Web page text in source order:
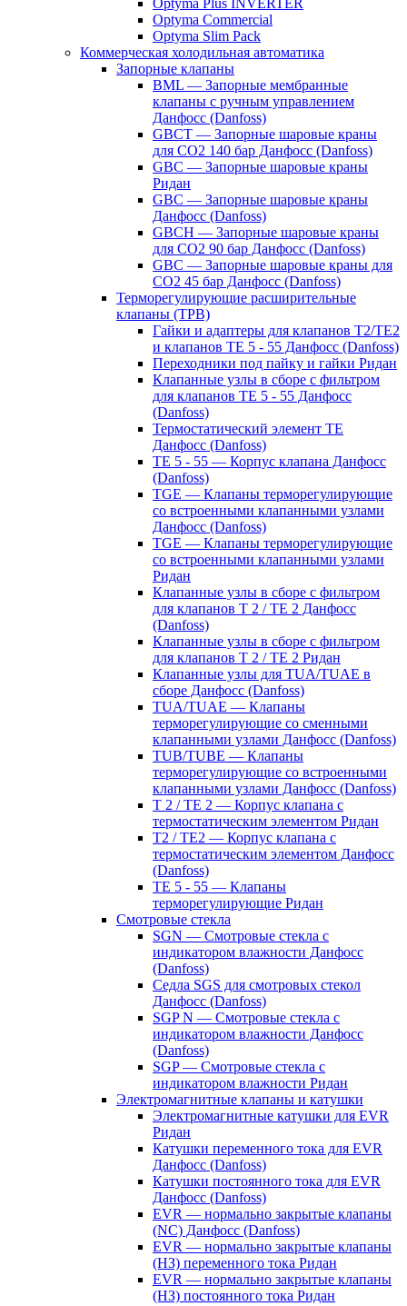
Optyma Plus INVERTER
Optyma Commercial
Optyma Slim Pack
Коммерческая холодильная автоматика
Запорные клапаны
BML — Запорные мембранные
клапаны с ручным управлением
Данфосс (Danfoss)
GBCT — Запорные шаровые краны
для CO2 140 бар Данфосс (Danfoss)
GBC — Запорные шаровые краны
Ридан
GBC — Запорные шаровые краны
Данфосс (Danfoss)
GBCH — Запорные шаровые краны
для CO2 90 бар Данфосс (Danfoss)
GBC — Запорные шаровые краны для
CO2 45 бар Данфосс (Danfoss)
Терморегулирующие расширительные
клапаны (ТРВ)
Гайки и адаптеры для клапанов T2/TE2
и клапанов TE 5 - 55 Данфосс (Danfoss)
Переходники под пайку и гайки Ридан
Клапанные узлы в сборе с фильтром
для клапанов TE 5 - 55 Данфосс
(Danfoss)
Термостатический элемент TE
Данфосс (Danfoss)
TE 5 - 55 — Корпус клапана Данфосс
(Danfoss)
TGE — Клапаны терморегулирующие
со встроенными клапанными узлами
Данфосс (Danfoss)
TGE — Клапаны терморегулирующие
со встроенными клапанными узлами
Ридан
Клапанные узлы в сборе с фильтром
для клапанов T 2 / TE 2 Данфосс
(Danfoss)
Клапанные узлы в сборе с фильтром
для клапанов T 2 / TE 2 Ридан
Клапанные узлы для TUA/TUAE в
сборе Данфосс (Danfoss)
TUA/TUAE — Клапаны
терморегулирующие со сменными
клапанными узлами Данфосс (Danfoss)
TUB/TUBE — Клапаны
терморегулирующие со встроенными
клапанными узлами Данфосс (Danfoss)
T 2 / TE 2 — Корпус клапана с
термостатическим элементом Ридан
T2 / TE2 — Корпус клапана с
термостатическим элементом Данфосс
(Danfoss)
TE 5 - 55 — Клапаны
терморегулирующие Ридан
Смотровые стекла
SGN — Смотровые стекла с
индикатором влажности Данфосс
(Danfoss)
Седла SGS для смотровых стекол
Данфосс (Danfoss)
SGP N — Смотровые стекла с
индикатором влажности Данфосс
(Danfoss)
SGP — Смотровые стекла с
индикатором влажности Ридан
Электромагнитные клапаны и катушки
Электромагнитные катушки для EVR
Ридан
Катушки переменного тока для EVR
Данфосс (Danfoss)
Катушки постоянного тока для EVR
Данфосс (Danfoss)
EVR — нормально закрытые клапаны
(NC) Данфосс (Danfoss)
EVR — нормально закрытые клапаны
(НЗ) переменного тока Ридан
EVR — нормально закрытые клапаны
(НЗ) постоянного тока Ридан